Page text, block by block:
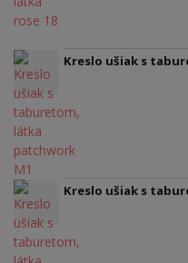
Kreslo ušiak s
Kreslo ušiak s